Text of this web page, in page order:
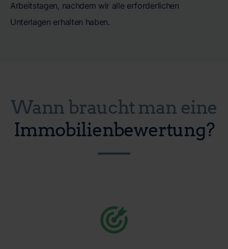
Arbeitstagen, nachdem wir alle erforderlichen
Unterlagen erhalten haben.
Wann braucht man eine
Immobilienbewertung?